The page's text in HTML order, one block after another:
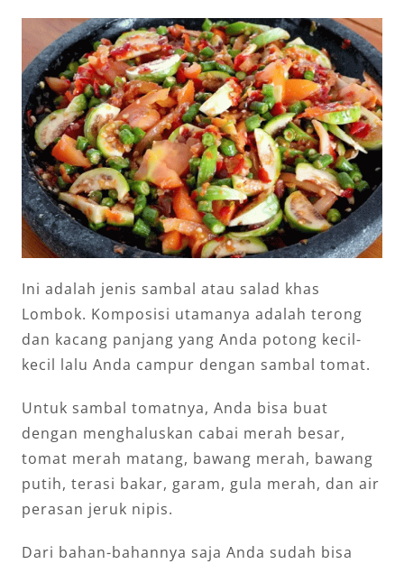
Ini adalah jenis sambal atau salad khas
Lombok. Komposisi utamanya adalah terong
dan kacang panjang yang Anda potong kecil-
kecil lalu Anda campur dengan sambal tomat.
Untuk sambal tomatnya, Anda bisa buat
dengan menghaluskan cabai merah besar,
tomat merah matang, bawang merah, bawang
putih, terasi bakar, garam, gula merah, dan air
perasan jeruk nipis.
Dari bahan-bahannya saja Anda sudah bisa